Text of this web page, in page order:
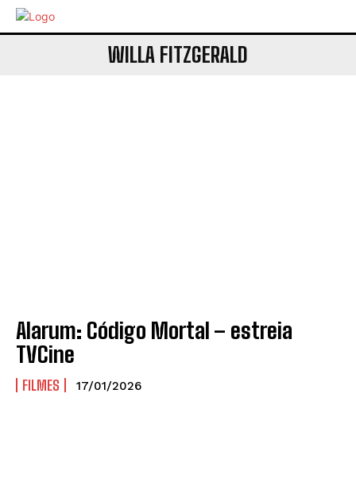
WILLA FITZGERALD
Alarum: Código Mortal – estreia
TVCine
FILMES 17/01/2026